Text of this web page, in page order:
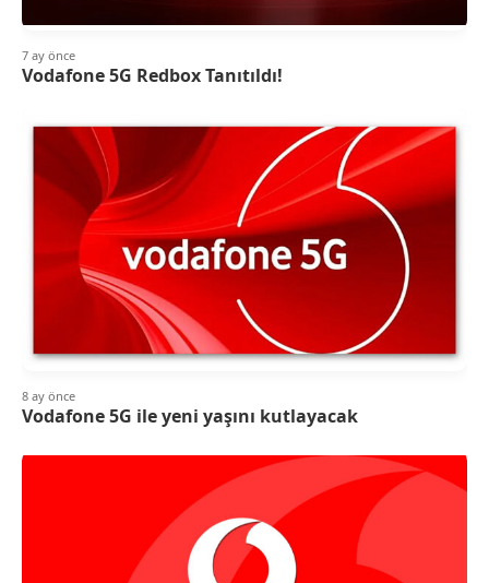
7 ay önce
Vodafone 5G Redbox Tanıtıldı!
8 ay önce
Vodafone 5G ile yeni yaşını kutlayacak